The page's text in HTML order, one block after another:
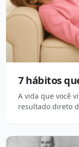
7 hábitos
A vida que você
resultado direto